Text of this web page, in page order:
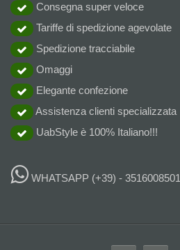
Consegna super veloce
Tariffe di spedizione agevolate
Spedizione tracciabile
Omaggi
Elegante confezione
Assistenza clienti specializzata
UabStyle è 100% Italiano!!!
WHATSAPP (+39) - 3516008501